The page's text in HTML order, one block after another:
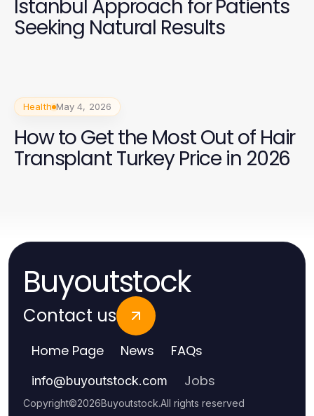
Istanbul Approach for Patients
Seeking Natural Results
Health May 4, 2026
How to Get the Most Out of Hair
Transplant Turkey Price in 2026
Buyoutstock
Contact us
Home Page News FAQs
info@buyoutstock.com Jobs
Copyright©2026Buyoutstock.All rights reserved